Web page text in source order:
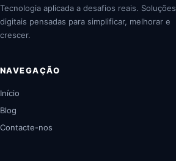
Tecnologia aplicada a desafios reais. Soluções
digitais pensadas para simplificar, melhorar e
crescer.
NAVEGAÇÃO
Início
Blog
Contacte-nos